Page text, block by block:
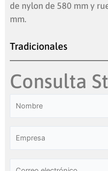
de nylon de 580 mm y
mm.
Tradicionales
Consulta